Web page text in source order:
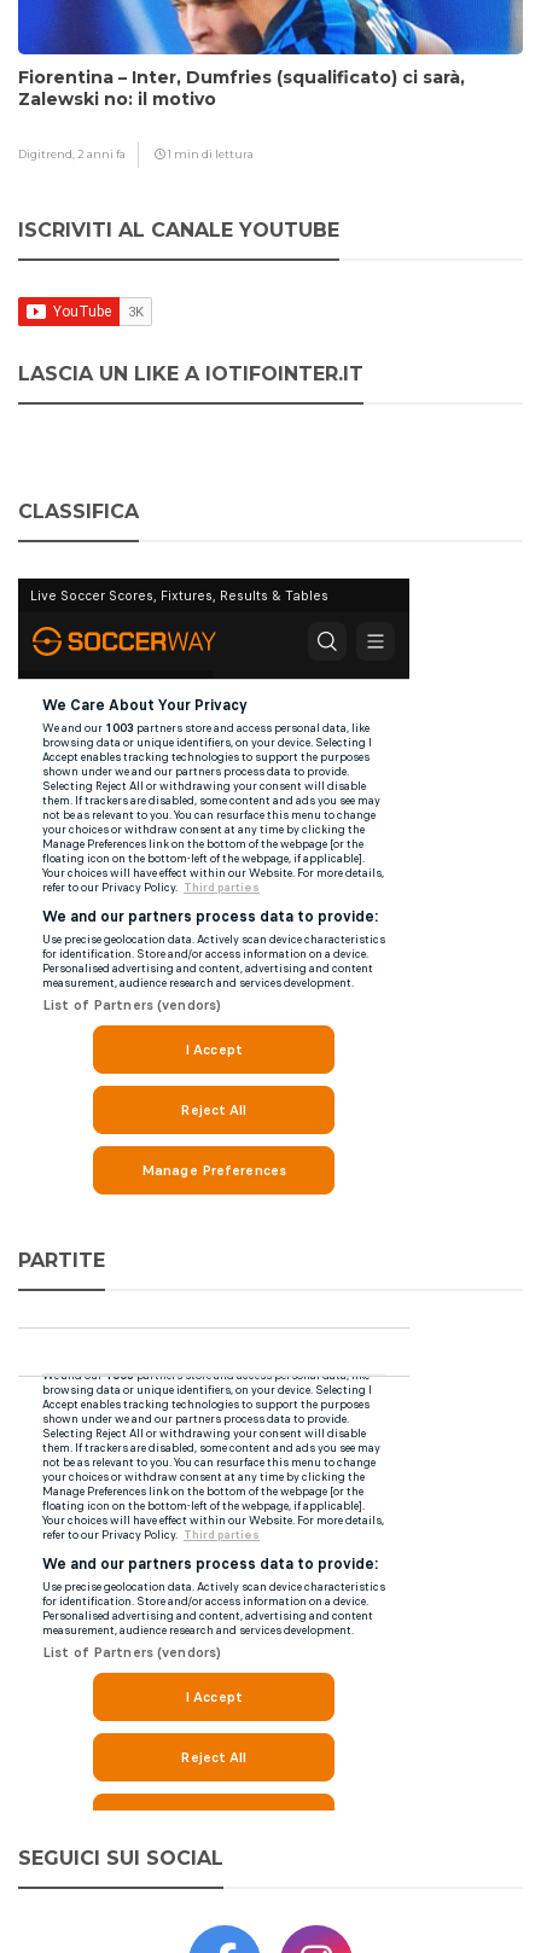
Fiorentina – Inter, Dumfries (squalificato) ci sarà,
Zalewski no: il motivo
Digitrend, 2 anni fa 1 min di lettura
ISCRIVITI AL CANALE YOUTUBE
LASCIA UN LIKE A IOTIFOINTER.IT
CLASSIFICA
PARTITE
SEGUICI SUI SOCIAL